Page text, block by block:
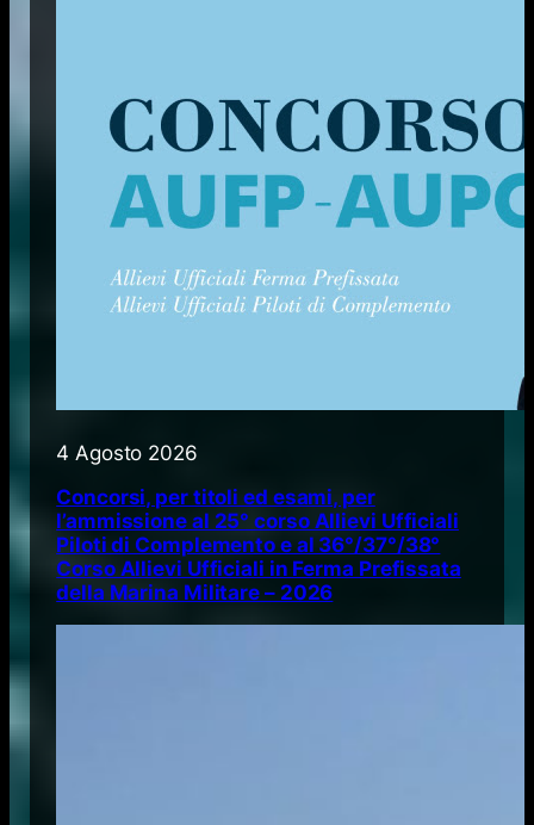
4 Agosto 2026
Concorsi, per titoli ed esami, per
l’ammissione al 25° corso Allievi Ufficiali
Piloti di Complemento e al 36°/37°/38°
Corso Allievi Ufficiali in Ferma Prefissata
della Marina Militare – 2026